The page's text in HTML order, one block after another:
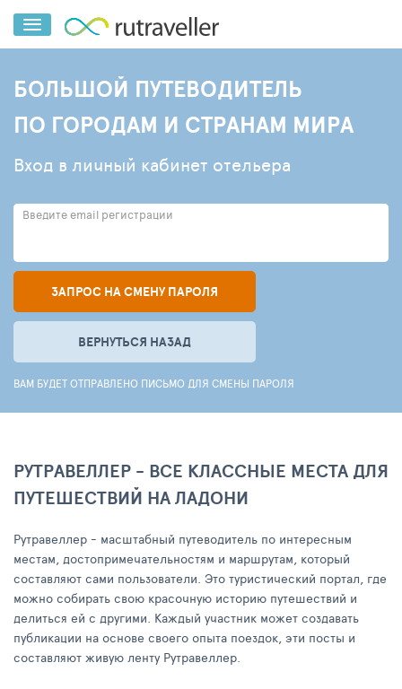
БОЛЬШОЙ ПУТЕВОДИТЕЛЬ
ПО ГОРОДАМ И СТРАНАМ МИРА
Вход в личный кабинет отельера
Введите email регистрации
ЗАПРОС НА СМЕНУ ПАРОЛЯ
ВЕРНУТЬСЯ НАЗАД
ВАМ БУДЕТ ОТПРАВЛЕНО ПИСЬМО ДЛЯ СМЕНЫ ПАРОЛЯ
РУТРАВЕЛЛЕР - ВСЕ КЛАССНЫЕ МЕСТА ДЛЯ
ПУТЕШЕСТВИЙ НА ЛАДОНИ
Рутравеллер - масштабный путеводитель по интересным
местам, достопримечательностям и маршрутам, который
составляют сами пользователи. Это туристический портал, где
можно собирать свою красочную историю путешествий и
делиться ей с другими. Каждый участник может создавать
публикации на основе своего опыта поездок, эти посты и
составляют живую ленту Рутравеллер.